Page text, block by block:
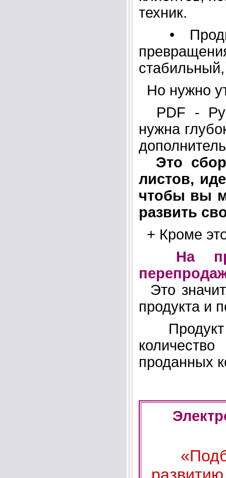
техник.
•
Но нужно
PDF -
нужна
Это
листов,
чтобы вы
развить
+ Кроме
На
Это
продукта и
Продукт
проданных